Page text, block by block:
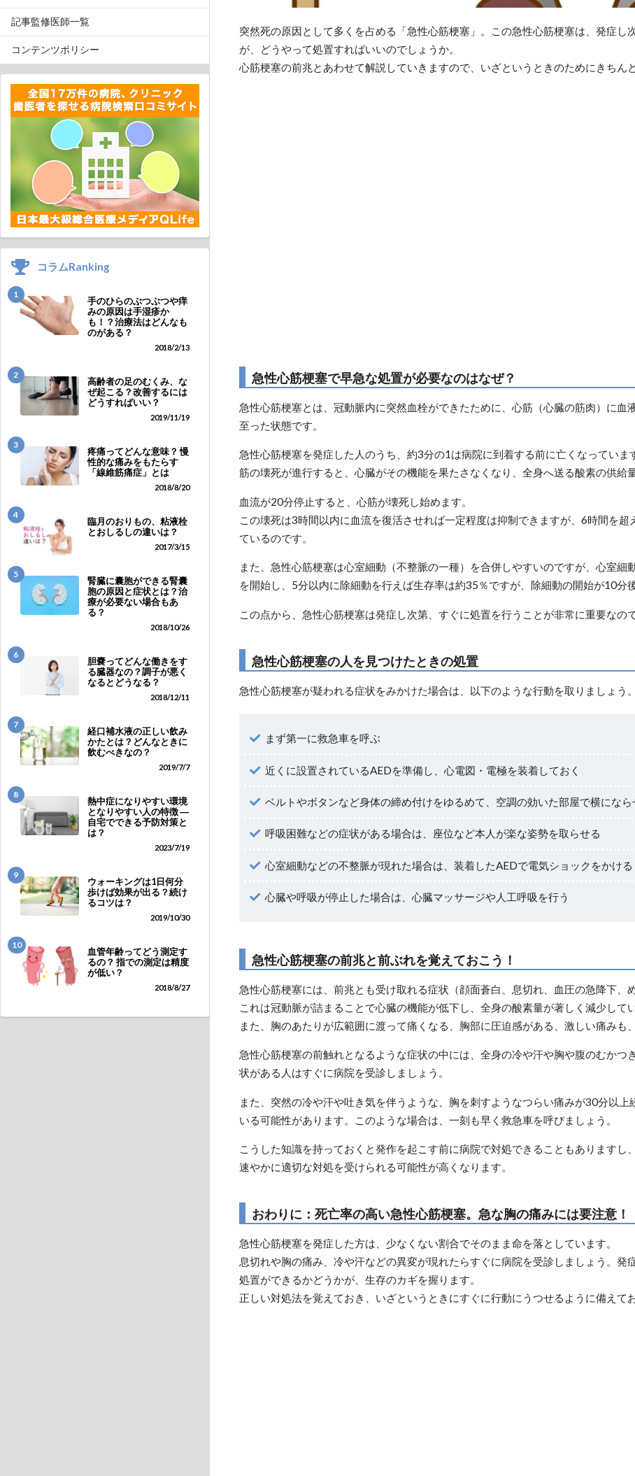
記事監修医師一覧
コンテンツポリシー
コラムRanking
1
手のひらのぶつぶつや痒
みの原因は手湿疹か
も！？治療法はどんなも
のがある？
2018/2/13
2
高齢者の足のむくみ、な
ぜ起こる？改善するには
どうすればいい？
2019/11/19
3
疼痛ってどんな意味？ 慢
性的な痛みをもたらす
「線維筋痛症」とは
2018/8/20
4
臨月のおりもの、粘液栓
とおしるしの違いは？
2017/3/15
5
腎臓に囊胞ができる腎囊
胞の原因と症状とは？治
療が必要ない場合もあ
る？
2018/10/26
6
胆嚢ってどんな働きをす
る臓器なの？調子が悪く
なるとどうなる？
2018/12/11
7
経口補水液の正しい飲み
かたとは？どんなときに
飲むべきなの？
2019/7/7
8
熱中症になりやすい環境
となりやすい人の特徴 ―
自宅でできる予防対策と
は？
2023/7/19
9
ウォーキングは1日何分
歩けば効果が出る？続け
るコツは？
2019/10/30
10
血管年齢ってどう測定す
るの？ 指での測定は精度
が低い？
2018/8/27
突然死の原因として多くを占める「急性心筋梗塞」。この急性心筋梗塞は、発症し
が、どうやって処置すればいいのでしょうか。
心筋梗塞の前兆とあわせて解説していきますので、いざというときのためにきちん
急性心筋梗塞で早急な処置が必要なのはなぜ？
急性心筋梗塞とは、冠動脈内に突然血栓ができたために、心筋（心臓の筋肉）に血
至った状態です。
急性心筋梗塞を発症した人のうち、約3分の1は病院に到着する前に亡くなってい
筋の壊死が進行すると、心臓がその機能を果たさなくなり、全身へ送る酸素の供給
血流が20分停止すると、心筋が壊死し始めます。
この壊死は3時間以内に血流を復活させれば一定程度は抑制できますが、6時間を
ているのです。
また、急性心筋梗塞は心室細動（不整脈の一種）を合併しやすいのですが、心室細
を開始し、5分以内に除細動を行えば生存率は約35％ですが、除細動の開始が10分
この点から、急性心筋梗塞は発症し次第、すぐに処置を行うことが非常に重要なので
急性心筋梗塞の人を見つけたときの処置
急性心筋梗塞が疑われる症状をみかけた場合は、以下のような行動を取りましょう。
まず第一に救急車を呼ぶ
近くに設置されているAEDを準備し、心電図・電極を装着しておく
ベルトやボタンなど身体の締め付けをゆるめて、空調の効いた部屋で横になら
呼吸困難などの症状がある場合は、座位など本人が楽な姿勢を取らせる
心室細動などの不整脈が現れた場合は、装着したAEDで電気ショックをかける
心臓や呼吸が停止した場合は、心臓マッサージや人工呼吸を行う
急性心筋梗塞の前兆と前ぶれを覚えておこう！
急性心筋梗塞には、前兆とも受け取れる症状（顔面蒼白、息切れ、血圧の急降下、
これは冠動脈が詰まることで心臓の機能が低下し、全身の酸素量が著しく減少して
また、胸のあたりが広範囲に渡って痛くなる、胸部に圧迫感がある、激しい痛みも
急性心筋梗塞の前触れとなるような症状の中には、全身の冷や汗や胸や腹のむかつ
状がある人はすぐに病院を受診しましょう。
また、突然の冷や汗や吐き気を伴うような、胸を刺すようなつらい痛みが30分以
いる可能性があります。このような場合は、一刻も早く救急車を呼びましょう。
こうした知識を持っておくと発作を起こす前に病院で対処できることもありますし
速やかに適切な対処を受けられる可能性が高くなります。
おわりに：死亡率の高い急性心筋梗塞。急な胸の痛みには要注意！
急性心筋梗塞を発症した方は、少なくない割合でそのまま命を落としています。
息切れや胸の痛み、冷や汗などの異変が現れたらすぐに病院を受診しましょう。発
処置ができるかどうかが、生存のカギを握ります。
正しい対処法を覚えておき、いざというときにすぐに行動にうつせるように備えて